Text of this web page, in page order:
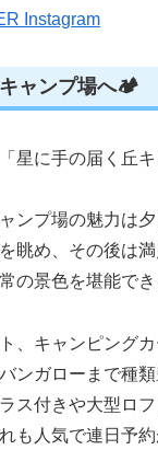
Instagram
ャンプ場へ🏕️
星に手の届く丘
ンプ場の魅力は夕
眺め、その後は
の景色を堪能でき
、キャンピング
ンガローまで種類
ス付きや大型ロ
も人気で連日予